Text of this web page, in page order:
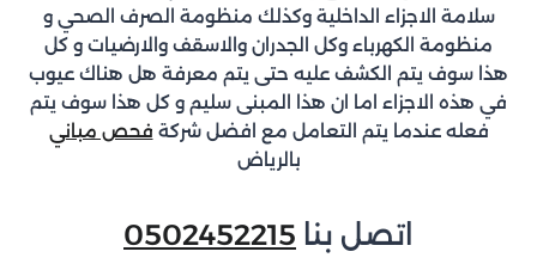
سلامة الاجزاء الداخلية وكذلك منظومة الصرف الصحي و
منظومة الكهرباء وكل الجدران والاسقف والارضيات و كل
هذا سوف يتم الكشف عليه حتى يتم معرفة هل هناك عيوب
في هذه الاجزاء اما ان هذا المبنى سليم و كل هذا سوف يتم
فعله عندما يتم التعامل مع افضل شركة فحص مباني
بالرياض
اتصل بنا 0502452215